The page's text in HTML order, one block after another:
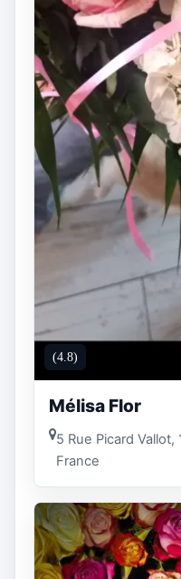
(4.8)
Mélisa Flor
5 Rue Picard
France